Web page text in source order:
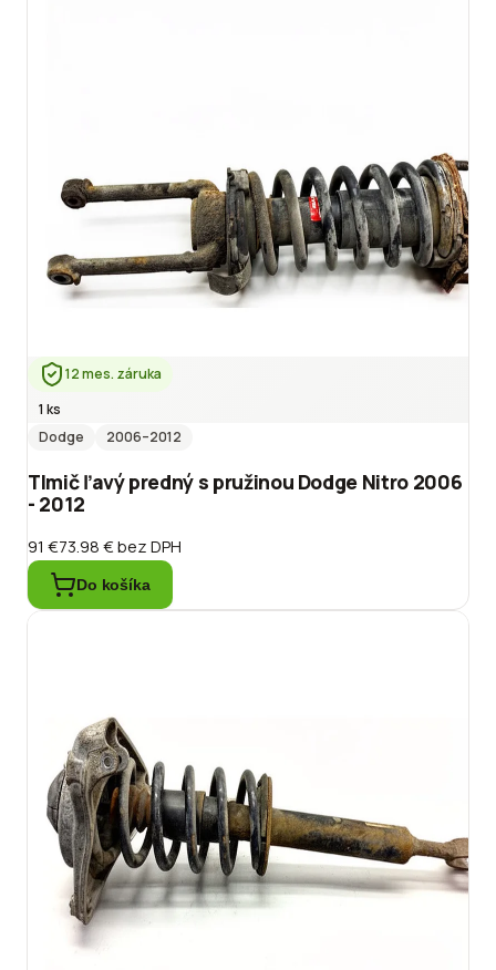
12 mes. záruka
1 ks
Dodge
2006–2012
Tlmič ľavý predný s pružinou Dodge Nitro 2006
- 2012
91 €73.98 €bez DPH
Do košíka